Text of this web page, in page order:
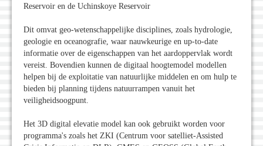
Reservoir en de Uchinskoye Reservoir
Dit omvat geo-wetenschappelijke disciplines, zoals hydrologie,
geologie en oceanografie, waar nauwkeurige en up-to-date
informatie over de eigenschappen van het aardoppervlak wordt
vereist. Bovendien kunnen de digitaal hoogtemodel modellen
helpen bij de exploitatie van natuurlijke middelen en om hulp te
bieden bij planning tijdens natuurrampen vanuit het
veiligheidsoogpunt.
Het 3D digital elevatie model kan ook gebruikt worden voor
programma's zoals het ZKI (Centrum voor satelliet-Assisted